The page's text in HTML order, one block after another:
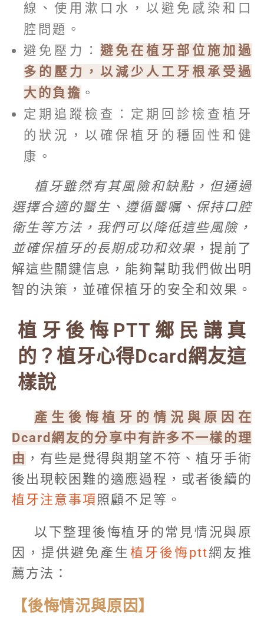
線、使用漱口水，以避免感染和口
腔問題。
避免壓力： 避免在植牙部位施加過
多的壓力，以減少人工牙根承受過
大的負擔 。
定期追蹤檢查：定期回診檢查植牙
的狀況，以確保植牙的穩固性和健
康。
植牙雖然有其風險和缺點，但通過
選擇合適的醫生、遵循醫嘱、保持口腔
衛生等方法，我們可以降低這些風險，
並確保植牙的長期成功和效果 ，提前了
解這些關鍵信息，能夠幫助我們做出明
智的決策，並確保植牙的安全和效果。
植牙後悔PTT鄉民講真
的？植牙心得Dcard網友這
樣說
產生後悔植牙的情況與原因在
Dcard網友的分享中有許多不一樣的理
由 ，有些是覺得與期望不符、植牙手術
後出現較困難的適應過程，或者後續的
植牙注意事項 照顧不足等。
以下整理後悔植牙的常見情況與原
因，提供避免產生 植牙後悔ptt網友推
薦方法：
【後悔情況與原因】